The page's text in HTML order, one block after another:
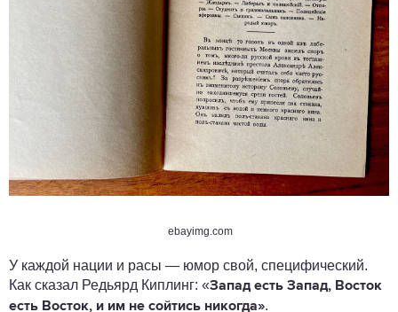
ebayimg.com
У каждой нации и расы — юмор свой, специфический.
Как сказал Редьярд Киплинг: «Запад есть Запад, Восток
есть Восток, и им не сойтись никогда».